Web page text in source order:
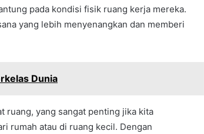
pada kondisi fisik ruang kerja mereka.
yang lebih menyenangkan dan memberi
Dunia
ruang, yang sangat penting jika kita
rumah atau di ruang kecil. Dengan